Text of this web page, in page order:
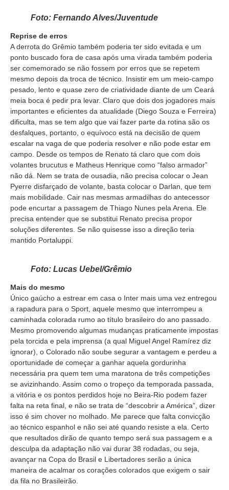
Foto: Fernando Alves/Juventude
Reprise de erros
A derrota do Grêmio também poderia ter sido evitada e um
ponto buscado fora de casa após uma virada também poderia
ser comemorado se não fossem por erros que se repetem
mesmo depois da troca de técnico. Insistir em um meio-campo
pesado, lento e quase zero de criatividade diante de um Ceará
meia boca é pedir pra levar. Claro que dois dos jogadores mais
importantes e eficientes da atualidade (Diego Souza e Ferreira)
dificulta, mas se tem algo que vai fazer parte da rotina são os
desfalques, portanto, o equívoco está na decisão de quem
escalar na vaga de que poderia resolver e não pode estar em
campo. Desde os tempos de Renato tá claro que com dois
volantes brucutus e Matheus Henrique como “falso armador”
não dá. Nem se trata de ousadia, não precisa colocar o Jean
Pyerre disfarçado de volante, basta colocar o Darlan, que tem
mais mobilidade. Cair nas mesmas armadilhas do antecessor
pode encurtar a passagem de Thiago Nunes pela Arena. Ele
precisa entender que se substitui Renato precisa propor
soluções diferentes. Se não quisesse isso a direção teria
mantido Portaluppi.
Foto: Lucas Uebel/Grêmio
Mais do mesmo
Único gaúcho a estrear em casa o Inter mais uma vez entregou
a rapadura para o Sport, aquele mesmo que interrompeu a
caminhada colorada rumo ao título brasileiro do ano passado.
Mesmo promovendo algumas mudanças praticamente impostas
pela torcida e pela imprensa (a qual Miguel Angel Ramírez diz
ignorar), o Colorado não soube segurar a vantagem e perdeu a
oportunidade de começar a ganhar aquela gordurinha
necessária pra quem tem uma maratona de três competições
se avizinhando. Assim como o tropeço da temporada passada,
a vitória e os pontos perdidos hoje no Beira-Rio podem fazer
falta na reta final, e não se trata de “descobrir a América”, dizer
isso é sim chover no molhado. Me parece que falta convicção
ao técnico espanhol e não sei até quando resiste a ela. Certo
que resultados dirão de quanto tempo será sua passagem e a
desculpa da adaptação não vai durar 38 rodadas, ou seja,
avançar na Copa do Brasil e Libertadores serão a única
maneira de acalmar os corações colorados que exigem o sair
da fila no Brasileirão.